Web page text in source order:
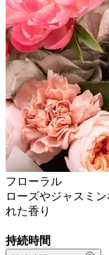
フローラル
ローズやジャスミ
れた香り
持続時間